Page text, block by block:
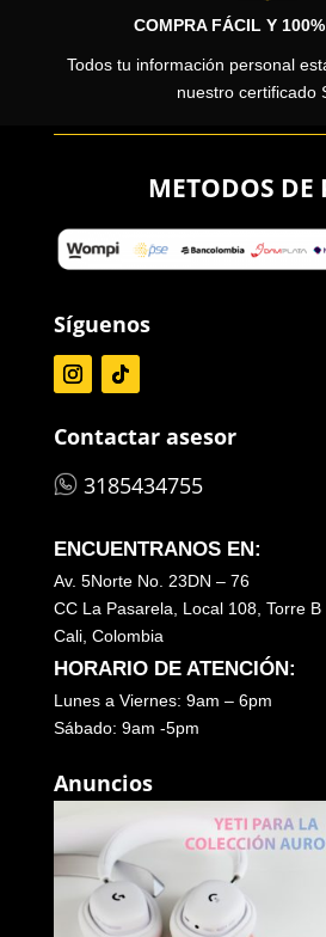
COMPRA FÁCIL Y
Todos tu información personal
nuestro certificado
METODOS DE
Síguenos
Contactar asesor
3185434755
ENCUENTRANOS EN:
Av. 5Norte No. 23DN – 76
CC La Pasarela, Local 108, Torre B
Cali, Colombia
HORARIO DE ATENCIÓN:
Lunes a Viernes: 9am – 6pm
Sábado: 9am -5pm
Anuncios